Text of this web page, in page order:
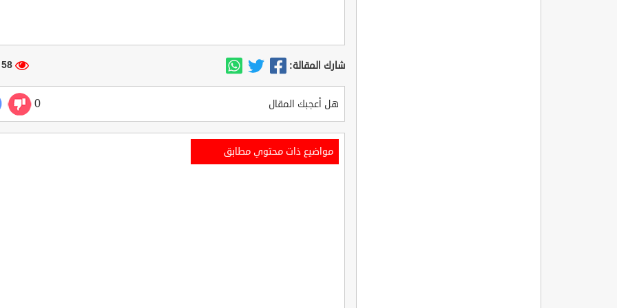
شارك المقالة: 58 مشاهدة
هل أعجبك المقال 0
مواضيع ذات محتوي مطابق